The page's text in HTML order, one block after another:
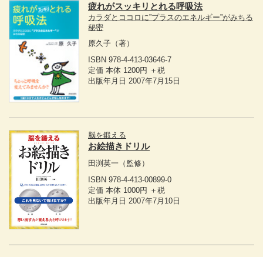
疲れがスッキリとれる呼吸法
カラダとココロに”プラスのエネルギー”がみちる
秘密
原久子 （著）
ISBN 978-4-413-03646-7
定価 本体 1200円 ＋税
出版年月日 2007年7月15日
脳を鍛える
お絵描きドリル
田渕英一 （監修）
ISBN 978-4-413-00899-0
定価 本体 1000円 ＋税
出版年月日 2007年7月10日